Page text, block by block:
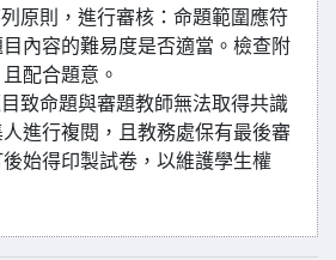
原則，進行審核：命題範圍應符
內容的難易度是否適當。檢查附
配合題意。
致命題與審題教師無法取得共識
進行複閱，且教務處保有最後審
始得印製試卷，以維護學生權